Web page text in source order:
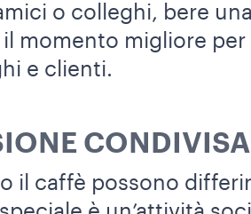
o colleghi, bere
momento migliore
e clienti.
CONDIVISA
il caffè possono